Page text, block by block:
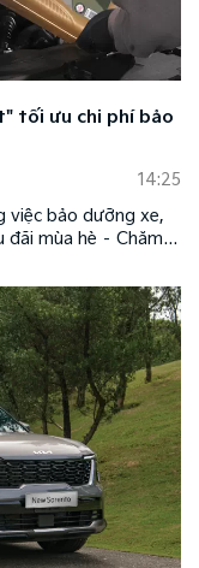
tối ưu chi phí bảo
14:25
việc bảo dưỡng xe,
đãi mùa hè – Chăm